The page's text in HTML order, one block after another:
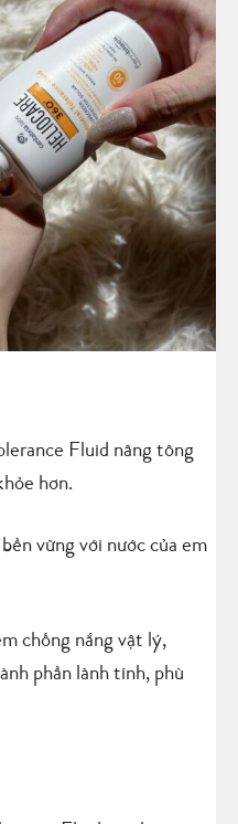
Fluid nâng tông
hơn.
vững với nước của em
chống nắng vật lý,
phần lành tính, phù